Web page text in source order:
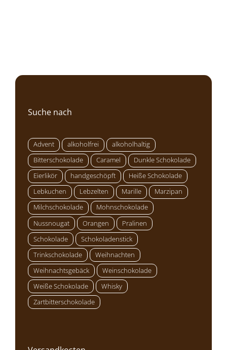
Suche nach
Advent alkoholfrei
alkoholhaltig
Bitterschokolade
Caramel
Dunkle Schokolade
Eierlikör
handgeschöpft
Heiße Schokolade
Lebkuchen
Lebzelten Marille
Marzipan
Milchschokolade
Mohnschokolade
Nussnougat
Orangen
Pralinen
Schokolade
Schokoladenstick
Trinkschokolade
Weihnachten
Weihnachtsgebäck
Weinschokolade
Weiße Schokolade
Whisky
Zartbitterschokolade